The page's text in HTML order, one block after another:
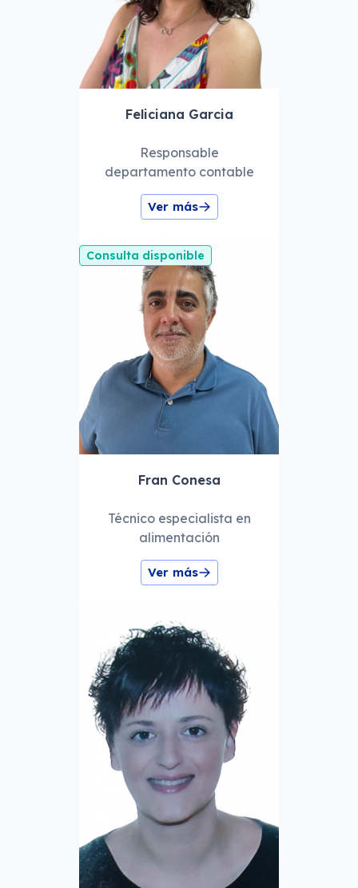
Feliciana Garcia
Responsable
departamento contable
Ver más
Consulta disponible
Fran Conesa
Técnico especialista en
alimentación
Ver más